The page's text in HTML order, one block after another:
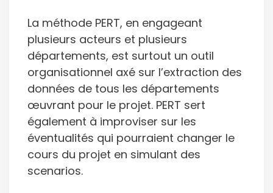
La méthode PERT, en engageant
plusieurs acteurs et plusieurs
départements, est surtout un outil
organisationnel axé sur l’extraction des
données de tous les départements
œuvrant pour le projet. PERT sert
également à improviser sur les
éventualités qui pourraient changer le
cours du projet en simulant des
scenarios.